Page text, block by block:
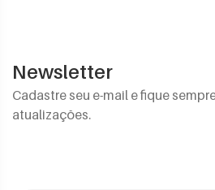
Newsletter
Cadastre seu e-mail e fique
atualizações.